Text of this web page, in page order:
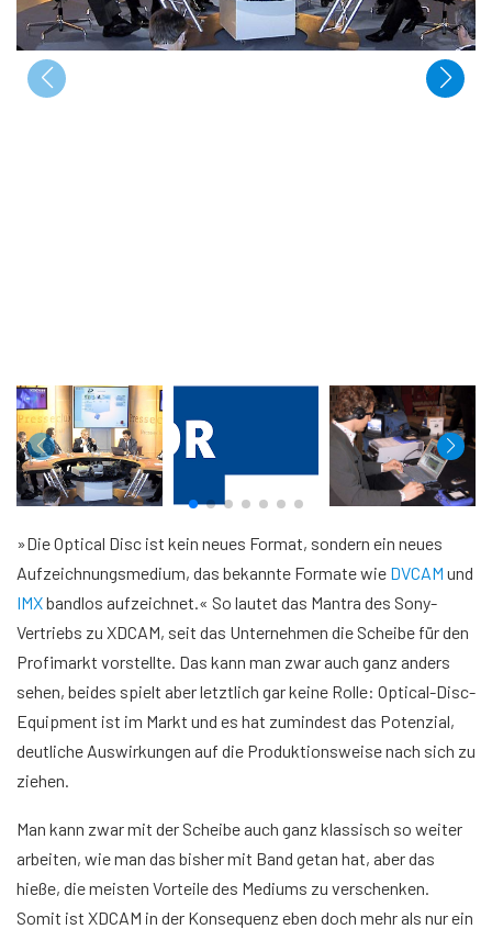
»Die Optical Disc ist kein neues Format, sondern ein neues
Aufzeichnungsmedium, das bekannte Formate wie DVCAM und
IMXbandlos aufzeichnet.« So lautet das Mantra des Sony-
Vertriebs zu XDCAM, seit das Unternehmen die Scheibe für den
Profimarkt vorstellte. Das kann man zwar auch ganz anders
sehen, beides spielt aber letztlich gar keine Rolle: Optical-Disc-
Equipment ist im Markt und es hat zumindest das Potenzial,
deutliche Auswirkungen auf die Produktionsweise nach sich zu
ziehen.
Man kann zwar mit der Scheibe auch ganz klassisch so weiter
arbeiten, wie man das bisher mit Band getan hat, aber das
hieße, die meisten Vorteile des Mediums zu verschenken.
Somit ist XDCAM in der Konsequenz eben doch mehr als nur ein